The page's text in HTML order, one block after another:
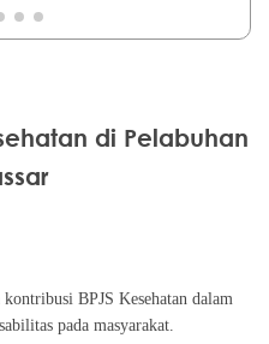
di Pelabuhan
BPJS Kesehatan dalam
pada masyarakat.